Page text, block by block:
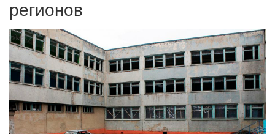
регионов